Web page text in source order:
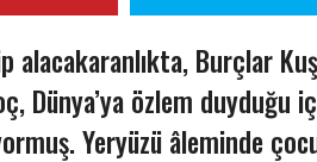
alacakaranlıkta, Burçlar
Dünya’ya özlem duyduğu
Yeryüzü âleminde